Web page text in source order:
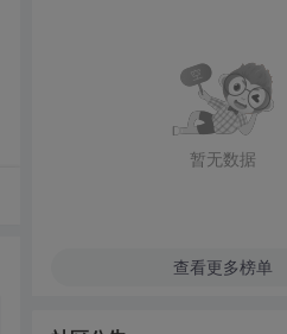
暂无数据
查看更多榜单